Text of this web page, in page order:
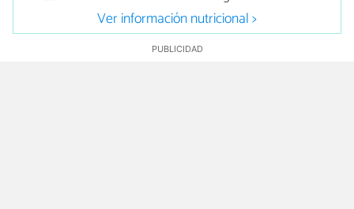
Ver información nutricional >